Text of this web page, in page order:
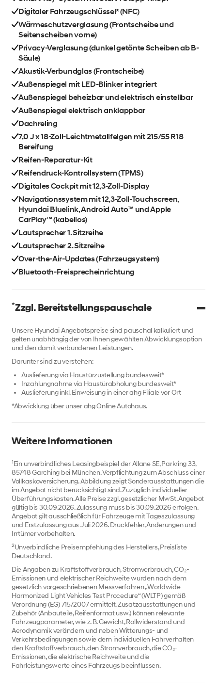
Digitaler Fahrzeugschlüssel* (NFC)
Wärmeschutzverglasung (Frontscheibe und
Seitenscheiben vorne)
Privacy-Verglasung (dunkel getönte Scheiben ab B-
Säule)
Akustik-Verbundglas (Frontscheibe)
Außenspiegel mit LED-Blinker integriert
Außenspiegel beheizbar und elektrisch einstellbar
Außenspiegel elektrisch anklappbar
Dachreling
7,0 J x 18-Zoll-Leichtmetallfelgen mit 215/55 R18
Bereifung
Reifen-Reparatur-Kit
Reifendruck-Kontrollsystem (TPMS)
Digitales Cockpit mit 12,3-Zoll-Display
Navigationssystem mit 12,3-Zoll-Touchscreen,
Hyundai Bluelink, Android Auto™ und Apple
CarPlay™ (kabellos)
Lautsprecher 1. Sitzreihe
Lautsprecher 2. Sitzreihe
Over-the-Air-Updates (Fahrzeugsystem)
Bluetooth-Freisprecheinrichtung
*Zzgl. Bereitstellungspauschale
Unsere Hyundai Angebotspreise sind pauschal kalkuliert und
gelten unabhängig der von Ihnen gewählten Abwicklungsoption
und den damit verbundenen Leistungen.
Darunter sind zu verstehen:
Auslieferung via Haustürzustellung bundesweit*
Inzahlungnahme via Haustürabholung bundesweit*
Auslieferung inkl. Einweisung in einer ahg Filiale vor Ort
*Abwicklung über unser ahg Online Autohaus.
Weitere Informationen
1Ein unverbindliches Leasingbeispiel der Allane SE, Parkring 33,
85748 Garching bei München. Verpflichtung zum Abschluss einer
Vollkaskoversicherung. Abbildung zeigt Sonderausstattungen die
im Angebot nicht berücksichtigt sind. Zuzüglich individueller
Überführungskosten. Alle Preise zzgl. gesetzlicher MwSt. Angebot
gültig bis 30.09.2026. Zulassung muss bis 30.09.2026 erfolgen.
Angebot gilt ausschließlich für Fahrzeuge mit Tageszulassung
und Erstzulassung aus Juli 2026. Druckfehler, Änderungen und
Irrtümer vorbehalten.
2Unverbindliche Preisempfehlung des Herstellers, Preisliste
Deutschland.
Die Angaben zu Kraftstoffverbrauch, Stromverbrauch, CO₂-
Emissionen und elektrischer Reichweite wurden nach dem
gesetzlich vorgeschriebenen Messverfahren „Worldwide
Harmonized Light Vehicles Test Procedure“ (WLTP) gemäß
Verordnung (EG) 715/2007 ermittelt. Zusatzausstattungen und
Zubehör (Anbauteile, Reifenformat usw.) können relevante
Fahrzeugparameter, wie z. B. Gewicht, Rollwiderstand und
Aerodynamik verändern und neben Witterungs- und
Verkehrsbedingungen sowie dem individuellen Fahrverhalten
den Kraftstoffverbrauch, den Stromverbrauch, die CO₂-
Emissionen, die elektrische Reichweite und die
Fahrleistungswerte eines Fahrzeugs beeinflussen.